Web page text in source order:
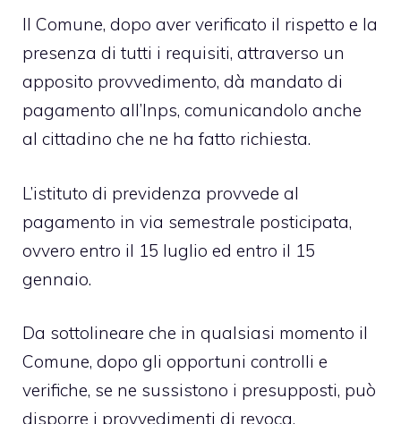
Il Comune, dopo aver verificato il rispetto e la
presenza di tutti i requisiti, attraverso un
apposito provvedimento, dà mandato di
pagamento all’Inps, comunicandolo anche
al cittadino che ne ha fatto richiesta.
L’istituto di previdenza provvede al
pagamento in via semestrale posticipata,
ovvero entro il 15 luglio ed entro il 15
gennaio.
Da sottolineare che in qualsiasi momento il
Comune, dopo gli opportuni controlli e
verifiche, se ne sussistono i presupposti, può
disporre i provvedimenti di revoca.